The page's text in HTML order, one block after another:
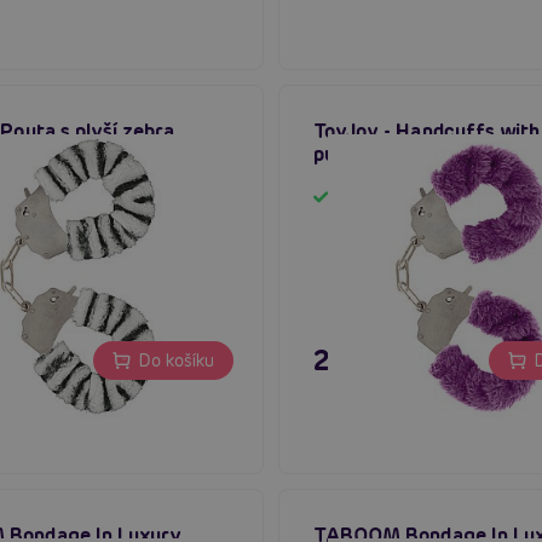
s plyší zebra
Do košíku
ToyJoy - Handcuffs with
purple
249 Kč
Bondage In Luxury TABOOM Bondage In